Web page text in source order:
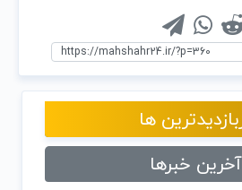
ها
آخرین خبرها